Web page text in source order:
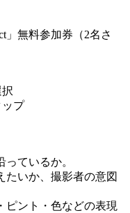
」無料参加券（2名さ
ップ
ているか。
たいか、撮影者の意図
ピント・色などの表現